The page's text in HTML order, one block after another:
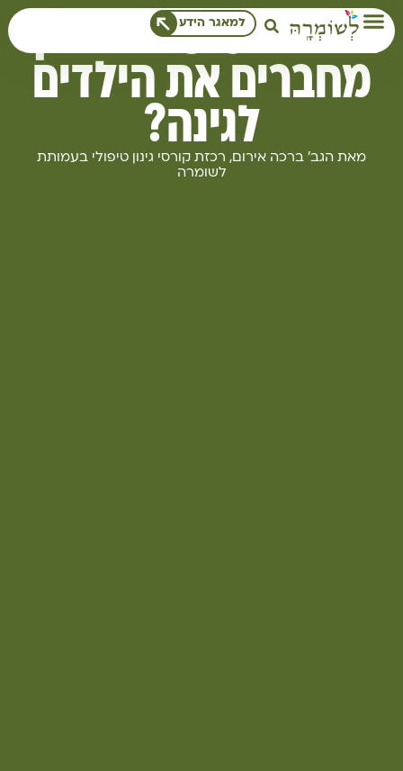
לתוכן
למאגר הידע
הגינה הטיפולית: איך
מחברים את הילדים
לגינה?
מאת הגב' ברכה אירום, רכזת קורסי גינון טיפולי בעמותת
לשומרה